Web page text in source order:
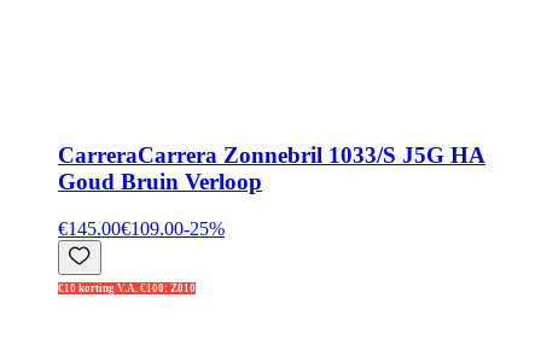
CarreraCarrera Zonnebril 1033/S J5G HA
Goud Bruin Verloop
€145.00€109.00-25%
€10 korting V.A. €100: Z010